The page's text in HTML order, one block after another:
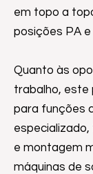
em topo a
posições PA e
Quanto às
trabalho, este
para funções
e montagem
máquinas de